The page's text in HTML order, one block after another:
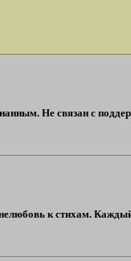
Не связан с
к стихам.